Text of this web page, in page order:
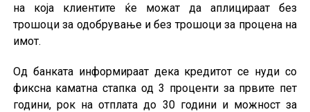
на која клиентите ќе можат да аплицираат без
трошоци за одобрување и без трошоци за процена на
имот.
Од банката информираат дека кредитот се нуди со
фиксна каматна стапка од 3 проценти за првите пет
години, рок на отплата до 30 години и можност за